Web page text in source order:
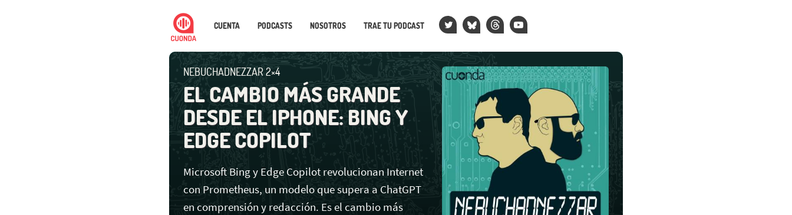
CUENTA PODCASTS NOSOTROS TRAE TU PODCAST
NEBUCHADNEZZAR 2×4
EL CAMBIO MÁS GRANDE
DESDE EL IPHONE: BING Y
EDGE COPILOT
Microsoft Bing y Edge Copilot revolucionan Internet
con Prometheus, un modelo que supera a ChatGPT
en comprensión y redacción. Es el cambio más